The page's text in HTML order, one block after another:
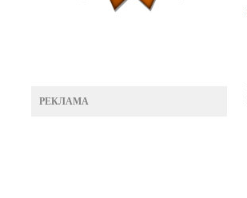
РЕКЛАМА